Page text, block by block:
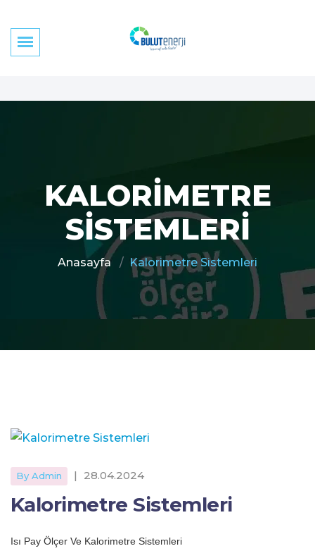
KALORIMETRE
SISTEMLERI
Anasayfa Kalorimetre Sistemleri
By Admin | 28.04.2024
Kalorimetre Sistemleri
Isı Pay Ölçer Ve Kalorimetre Sistemleri